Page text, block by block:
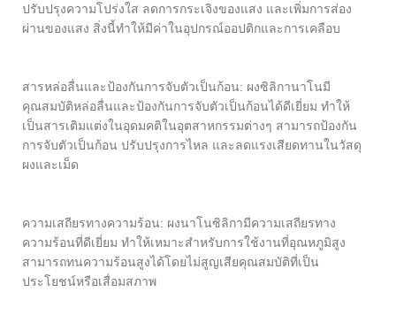
ปรับปรุงความโปร่งใส ลดการกระเจิงของแสง และเพิ่มการส่อง
ผ่านของแสง สิ่งนี้ทำให้มีค่าในอุปกรณ์ออปติกและการเคลือบ
สารหล่อลื่นและป้องกันการจับตัวเป็นก้อน: ผงซิลิกานาโนมี
คุณสมบัติหล่อลื่นและป้องกันการจับตัวเป็นก้อนได้ดีเยี่ยม ทำให้
เป็นสารเติมแต่งในอุดมคติในอุตสาหกรรมต่างๆ สามารถป้องกัน
การจับตัวเป็นก้อน ปรับปรุงการไหล และลดแรงเสียดทานในวัสดุ
ผงและเม็ด
ความเสถียรทางความร้อน: ผงนาโนซิลิกามีความเสถียรทาง
ความร้อนที่ดีเยี่ยม ทำให้เหมาะสำหรับการใช้งานที่อุณหภูมิสูง
สามารถทนความร้อนสูงได้โดยไม่สูญเสียคุณสมบัติที่เป็น
ประโยชน์หรือเสื่อมสภาพ